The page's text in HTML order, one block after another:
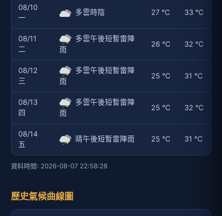
08/10
一
多雲時陰 27 ℃ 33 ℃
08/11
二
多雲午後短暫雷陣
雨
26 ℃ 32 ℃
08/12
三
多雲午後短暫雷陣
雨
25 ℃ 31 ℃
08/13
四
多雲午後短暫雷陣
雨
25 ℃ 32 ℃
08/14
五
晴午後短暫雷陣雨 25 ℃ 31 ℃
資料時間: 2026-08-07 22:58:28
歷史氣候曲線圖